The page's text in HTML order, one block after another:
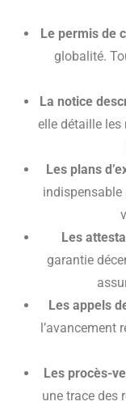
Le permis de
globalité.
La notice
elle détaille
Les plans
indispensable
Les
garantie
Les appels
l’avancement
Les procès-
une trace des